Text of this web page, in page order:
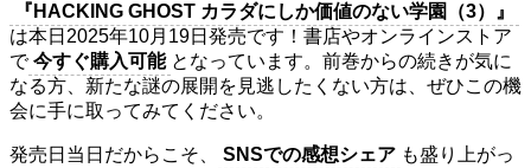
『HACKING GHOST カラダにしか価値のない学園（3）』
は本日2025年10月19日発売です！書店やオンラインストア
で 今すぐ購入可能 となっています。前巻からの続きが気に
なる方、新たな謎の展開を見逃したくない方は、ぜひこの機
会に手に取ってみてください。
発売日当日だからこそ、 SNSでの感想シェア も盛り上がっ